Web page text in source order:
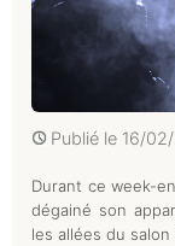
Publié le 16/
Durant ce week-
dégainé son
les allées du